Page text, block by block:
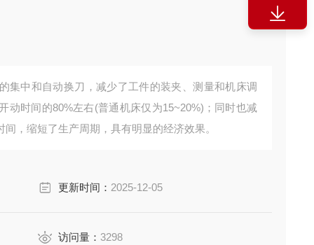
集中和自动换刀，减少了工件的装夹、测量和机床调
动时间的80%左右(普通机床仅为15~20%)；同时也减
，缩短了生产周期，具有明显的经济效果。
更新时间： 2025-12-05
访问量：3298